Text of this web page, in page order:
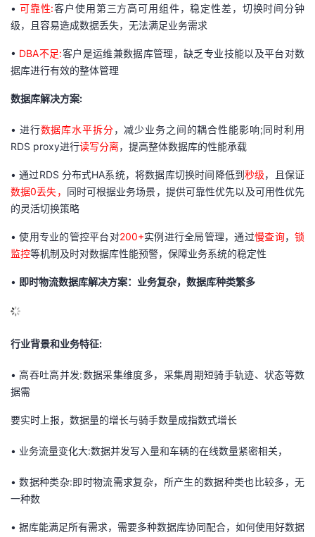
• 可靠性:客户使用第三方高可用组件，稳定性差，切换时间分钟
级，且容易造成数据丢失，无法满足业务需求
• DBA不足:客户是运维兼数据库管理，缺乏专业技能以及平台对数
据库进行有效的整体管理
数据库解决方案:
• 进行数据库水平拆分，减少业务之间的耦合性能影响;同时利用
RDS proxy进行读写分离，提高整体数据库的性能承载
•通过RDS 分布式HA系统，将数据库切换时间降低到秒级，且保证
数据0丢失， 同时可根据业务场景，提供可靠性优先以及可用性优先
的灵活切换策略
•使用专业的管控平台对200+实例进行全局管理，通过慢查询，锁
监控等机制及时对数据库性能预警，保障业务系统的稳定性
• 即时物流数据库解决方案：业务复杂，数据库种类繁多
行业背景和业务特征:
•高吞吐高并发:数据采集维度多，采集周期短骑手轨迹、状态等数
据需
要实时上报，数据量的增长与骑手数量成指数式增长
• 业务流量变化大:数据并发写入量和车辆的在线数量紧密相关，
•数据种类杂:即时物流需求复杂，所产生的数据种类也比较多，无
一种数
• 据库能满足所有需求，需要多种数据库协同配合，如何使用好数据